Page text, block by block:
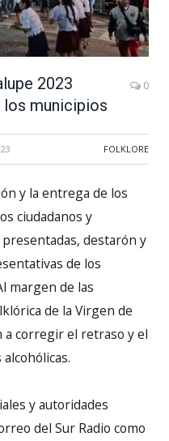
2023
los municipios
0
FOLKLORE
y la entrega de los
ciudadanos y
destarón y
de los
margen de las
de la Virgen de
a corregir el retraso y el
y autoridades
del Sur Radio como